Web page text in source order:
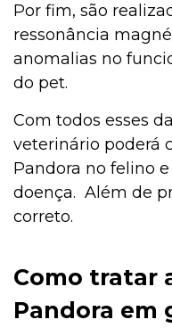
Por fim, são
ressonância
anomalias no
do pet.
Com todos esses
veterinário poderá
Pandora no felino
doença. Além de
correto.
Como tratar
Pandora em